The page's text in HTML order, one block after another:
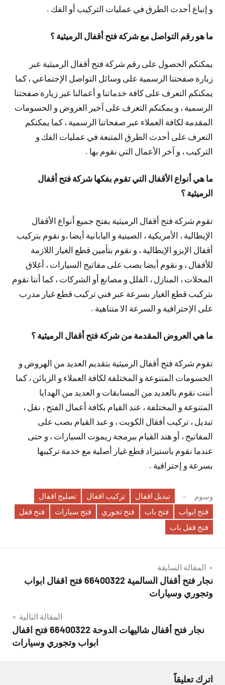
و إتباع أحدث الطرق في عمليات التركيب أو الفك .
ما هو رقم التواصل مع شركة فتح أقفال الرميثية ؟
يمكنكم الحصول على رقم شركة فتح أقفال الرميثية عبر
زيارة صفحتنا الرسمية على وسائل التواصل الإجتماعي ، كما
يمكنكم التعرف على كافة خدماتنا و أعمالنا عبر زيارة صفحتنا
الرسمية ، و يمكنكم التعرف على آخير العروض و الحسومات
المقدمة لكافة العملاء عبر صفحاتنا الرسمية ، كما يمكنكم
التعرف على أحدث الطرق المتبعة في عمليات الفك و
التركيب ، و آخر الأعمال التي نقوم بها .
ما هي أنواع الأقفال التي تقوم بفكها شركة فتح أقفال
الرميثية ؟
تقوم شركة فتح أقفال الرميثية بفتح جميع أنواع الأقفال
الإيطالية ، الأمريكية ، الصينية و اليابانية أيضا ،و نقوم بتركيب
أقفال الإيزو الإيطالية ، و نقوم بتأمين قطع الغيار اللازمة
للأقفال ، و نقوم أيضا بصب على مفاتيح السيارات ، أغلاق
المحلات ، المنازل ، الفلل و مصانع أو الشركات ، كما أننا نقوم
بتركيب قطع الغيار بسرعة عبر فني تركيب قطع غيار مدرب
على الإحترافية و السرعة الا متناهية .
ما هي العروض المقدمة من شركة فتح أقفال الرميثية ؟
تقوم شركة فتح أقفال الرميثية بتقديم العديد من الهروض و
الحسومات المتنوعة و المختلفة لكافة العملاء و الزبائن ، كما
أننت نقوم بالعديد من المسابقات و العديد من الهدايا
المتنوعة و المختلفة ، عند القيام بكافة أعمال الفتح ، نقل ،
تبديل ، تركيب أفقال الكويت ، و عبد القيام بصب على
المفاتيح ، أو هند القيام ببرمجة ريموت السيارات ، و حتى
عندما نقوم باستيراد قطع غيار أصلية مع خدمة تركيبها
بسرعة و إحترافية .
وسوم تبديل اقفال تركيب اقفال
تصليح اقفال
فتح ابواب
فتح باب فتح تجوري فتح سيارات
فتح قفل
فتح قفل باب
تصفّح
المقالات
المقالة السابقة
نجار فتح أقفال السالمية 66400322 فتح اقفال ابواب
وتجوري وسيارات
المقالة التالية
نجار فتح أقفال شاليهات الدوحة 66400322 فتح اقفال
ابواب وتجوري وسيارات
اترك تعليقاً